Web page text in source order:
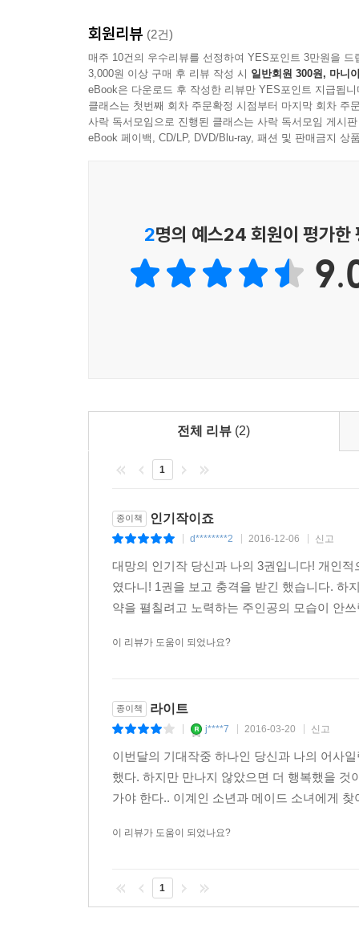
회원리뷰 (2건)
매주 10건의 우수리뷰를 선정하여 YES포인트 3만원을 드
3,000원 이상 구매 후 리뷰 작성 시 일반회원 300원, 마니
eBook은 다운로드 후 작성한 리뷰만 YES포인트 지급됩니
클래스는 첫번째 회차 주문확정 시점부터 마지막 회차 주
사락 독서모임으로 진행된 클래스는 사락 독서모임 게시
eBook 페이백, CD/LP, DVD/Blu-ray, 패션 및 판매금지 상
2명의 예스24 회원이 평가한
전체 리뷰 (2)
1
종이책 인기작이죠
d********2 2016-12-06 신고
대망의 인기작 당신과 나의 3권입니다! 개인
였다니! 1권을 보고 충격을 받긴 했습니다. 하
약을 펼칠려고 노력하는 주인공의 모습이 안
이 리뷰가 도움이 되었나요?
종이책 라이트
j****7 2016-03-20 신고
이번달의 기대작중 하나인 당신과 나의 어사
했다. 하지만 만나지 않았으면 더 행복했을
가야 한다.. 이계인 소년과 메이드 소녀에게
이 리뷰가 도움이 되었나요?
1